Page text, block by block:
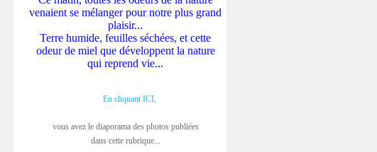
venaient se mélanger pour notre plus grand
plaisir...
Terre humide, feuilles séchées, et cette
odeur de miel que développent la nature
qui reprend vie...
En cliquant ICI,
vous avez le diaporama des photos publiées
dans cette rubrique...